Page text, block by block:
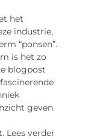
het
industrie,
“ponsen”.
is het zo
blogpost
geven
Lees verder